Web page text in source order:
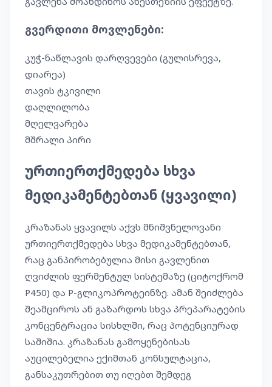
გვერდითი მოვლენები:
კუჭ-ნაწლავის დარღვევები (გულისრევა,
დიარეა)
თავის ტკივილი
დაღლილობა
მღელვარება
მშრალი პირი
ურთიერთქმედება სხვა
მედიკამენტებთან (ყვავილი)
კრაზანას ყვავილს აქვს მნიშვნელოვანი
ურთიერთქმედება სხვა მედიკამენტებთან,
რაც განპირობებულია მისი გავლენით
ღვიძლის ფერმენტულ სისტემაზე (ციტოქრომ
P450) და P-გლიკოპროტეინზე. ამან შეიძლება
შეამციროს ან გაზარდოს სხვა პრეპარატების
კონცენტრაცია სისხლში, რაც პოტენციურად
საშიშია. კრაზანას გამოყენებისას
აუცილებელია ექიმთან კონსულტაცია,
განსაკუთრებით თუ იღებთ შემდეგ